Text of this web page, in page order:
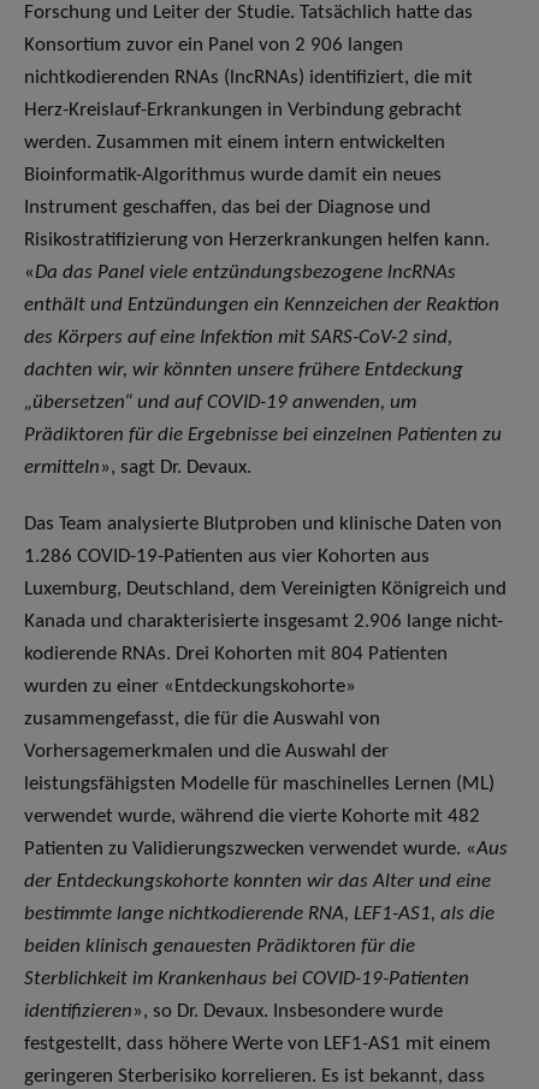
Forschung und Leiter der Studie. Tatsächlich hatte das
Konsortium zuvor ein Panel von 2 906 langen
nichtkodierenden RNAs (lncRNAs) identifiziert, die mit
Herz-Kreislauf-Erkrankungen in Verbindung gebracht
werden. Zusammen mit einem intern entwickelten
Bioinformatik-Algorithmus wurde damit ein neues
Instrument geschaffen, das bei der Diagnose und
Risikostratifizierung von Herzerkrankungen helfen kann.
«Da das Panel viele entzündungsbezogene lncRNAs
enthält und Entzündungen ein Kennzeichen der Reaktion
des Körpers auf eine Infektion mit SARS-CoV-2 sind,
dachten wir, wir könnten unsere frühere Entdeckung
„übersetzen“ und auf COVID-19 anwenden, um
Prädiktoren für die Ergebnisse bei einzelnen Patienten zu
ermitteln», sagt Dr. Devaux.
Das Team analysierte Blutproben und klinische Daten von
1.286 COVID-19-Patienten aus vier Kohorten aus
Luxemburg, Deutschland, dem Vereinigten Königreich und
Kanada und charakterisierte insgesamt 2.906 lange nicht-
kodierende RNAs. Drei Kohorten mit 804 Patienten
wurden zu einer «Entdeckungskohorte»
zusammengefasst, die für die Auswahl von
Vorhersagemerkmalen und die Auswahl der
leistungsfähigsten Modelle für maschinelles Lernen (ML)
verwendet wurde, während die vierte Kohorte mit 482
Patienten zu Validierungszwecken verwendet wurde. «Aus
der Entdeckungskohorte konnten wir das Alter und eine
bestimmte lange nichtkodierende RNA, LEF1-AS1, als die
beiden klinisch genauesten Prädiktoren für die
Sterblichkeit im Krankenhaus bei COVID-19-Patienten
identifizieren», so Dr. Devaux. Insbesondere wurde
festgestellt, dass höhere Werte von LEF1-AS1 mit einem
geringeren Sterberisiko korrelieren. Es ist bekannt, dass